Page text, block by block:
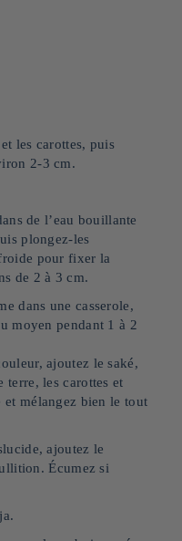
les carottes, puis
2-3 cm.
de l’eau bouillante
plongez-les
pour fixer la
de 2 à 3 cm.
dans une casserole,
moyen pendant 1 à 2
ajoutez le saké,
terre, les carottes et
et mélangez bien le tout
ajoutez le
Écumez si